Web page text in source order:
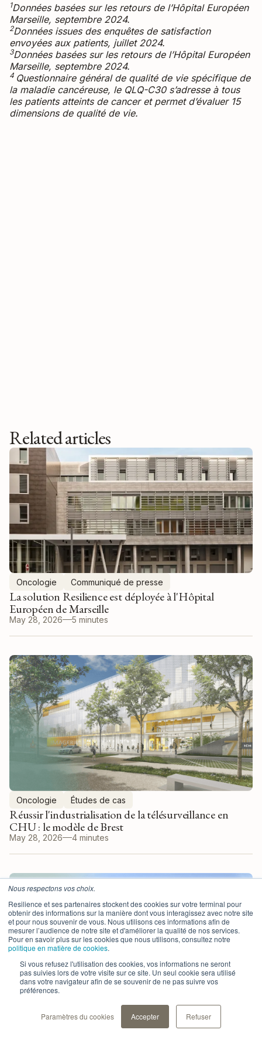
Nous respectons vos choix.
Resilience et ses partenaires stockent des cookies sur votre terminal pour
obtenir des informations sur la manière dont vous interagissez avec notre site
et pour nous souvenir de vous. Nous utilisons ces informations afin de
mesurer l’audience de notre site et d'améliorer la qualité de nos services.
Pour en savoir plus sur les cookies que nous utilisons, consultez notre
politique en matière de cookies.
Si vous refusez l'utilisation des cookies, vos informations ne seront
pas suivies lors de votre visite sur ce site. Un seul cookie sera utilisé
dans votre navigateur afin de se souvenir de ne pas suivre vos
préférences.
Paramètres du cookies Accepter Refuser
1Données basées sur les retours de l’Hôpital Européen
Marseille, septembre 2024.
2Données issues des enquêtes de satisfaction
envoyées aux patients, juillet 2024.
3Données basées sur les retours de l’Hôpital Européen
Marseille, septembre 2024.
4 Questionnaire général de qualité de vie spécifique de
la maladie cancéreuse, le QLQ-C30 s’adresse à tous
les patients atteints de cancer et permet d’évaluer 15
dimensions de qualité de vie.
Related articles
Oncologie Communiqué de presse
La solution Resilience est déployée à l'Hôpital
Européen de Marseille
May 28, 2026 5 minutes
Oncologie Études de cas
Réussir l'industrialisation de la télésurveillance en
CHU : le modèle de Brest
May 28, 2026 4 minutes
Oncologie Études de cas
Optimiser le parcours en Hôpital de Jour : retour